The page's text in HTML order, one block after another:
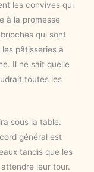
les convives qui
à la promesse
qui sont
pâtisseries à
Il ne sait quelle
toutes les
sous la table.
général est
tandis que les
leur tour.